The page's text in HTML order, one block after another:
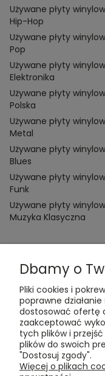
Używane płyty
Hip-Hop
Używane płyty
Pop
Używane płyty
Elektronika
Używane płyty
Polska
Używane płyty
Metal
Używane płyty
Blues
Używane płyty
Funk
Używane płyty
Muzyka Klasyczna
Kontakt:
t:+48 609 155 327
e:
ul. Chmielna 20, 00-
Dbamy o
Pliki cookies i
poprawne
dostosować ofertę
zaakceptować
tych plików i
plików do swoich
"Dostosuj zgody".
Więcej o plikach